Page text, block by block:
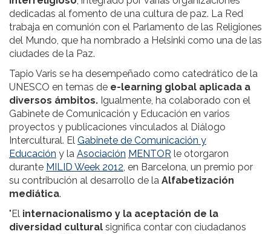
dedicadas al fomento de una cultura de paz. La Red
trabaja en comunión con el Parlamento de las Religiones
del Mundo, que ha nombrado a Helsinki como una de las
ciudades de la Paz.
Tapio Varis se ha desempeñado como catedrático de la
UNESCO en temas de e-learning global aplicada a
diversos ámbitos. Igualmente, ha colaborado con el
Gabinete de Comunicación y Educación en varios
proyectos y publicaciones vinculados al Diálogo
Intercultural. El Gabinete de Comunicación y
Educación y la Asociación MENTOR le otorgaron
durante MILID Week 2012, en Barcelona, un premio por
su contribución al desarrollo de la Alfabetización
mediática.
"El internacionalismo y la aceptación de la
diversidad cultural significa contar con ciudadanos